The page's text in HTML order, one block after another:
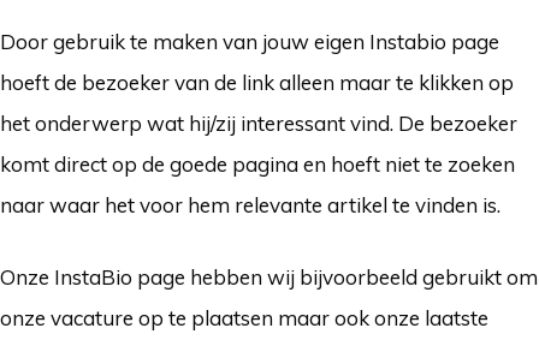
Door gebruik te maken van jouw eigen Instabio page
hoeft de bezoeker van de link alleen maar te klikken op
het onderwerp wat hij/zij interessant vind. De bezoeker
komt direct op de goede pagina en hoeft niet te zoeken
naar waar het voor hem relevante artikel te vinden is.
Onze InstaBio page hebben wij bijvoorbeeld gebruikt om
onze vacature op te plaatsen maar ook onze laatste